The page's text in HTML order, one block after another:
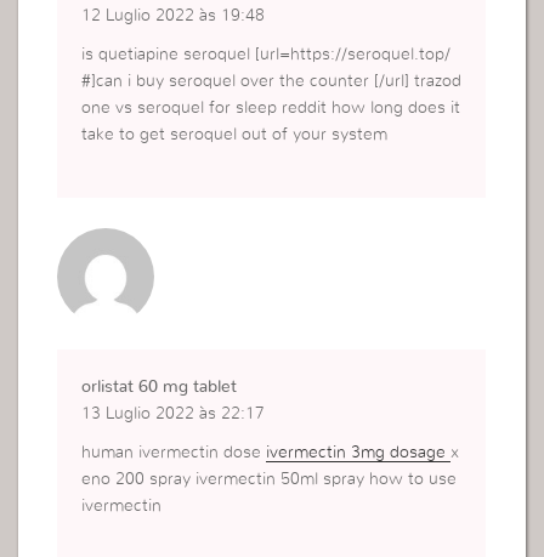
12 Luglio 2022 às 19:48
is quetiapine seroquel [url=https://seroquel.top/
#]can i buy seroquel over the counter [/url] trazod
one vs seroquel for sleep reddit how long does it
take to get seroquel out of your system
orlistat 60 mg tablet
13 Luglio 2022 às 22:17
human ivermectin dose ivermectin 3mg dosagex
eno 200 spray ivermectin 50ml spray how to use
ivermectin